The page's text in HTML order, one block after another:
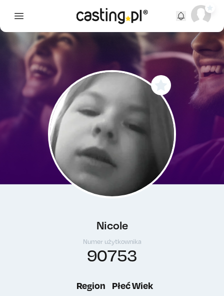
Open main menu
Nicole
Numer użytkownika
90753
Region PłećWiek